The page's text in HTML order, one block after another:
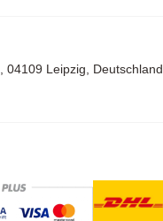
04109 Leipzig, Deutschland